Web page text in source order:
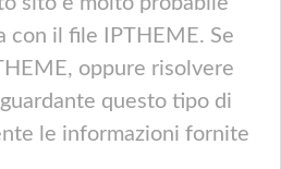
con il file IPTHEME. Se
oppure risolvere
questo tipo di
le informazioni fornite